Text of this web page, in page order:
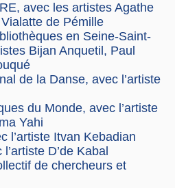
avec les artistes Agathe
de Pémille
en Seine-Saint-
Bijan Anquetil, Paul
de la Danse, avec l’artiste
du Monde, avec l’artiste
Yahi
l’artiste Itvan Kebadian
D’de Kabal
de chercheurs et